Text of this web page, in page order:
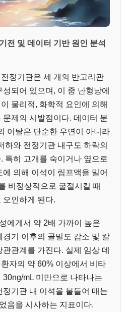
전 및 데이터 기반 원인 분석
정기관은 세 개의 반고리관
되어 있으며, 이 중 난형낭에
물리적, 화학적 요인에 의해
제의 시발점이다. 데이터 분
이탈은 단순한 우연이 아니라
하와 전정기관 내구도 하락의
특히 고개를 숙이거나 옆으로
의해 이석이 림프액을 밀어
비정상적으로 굴절시킬 때
오인하게 된다.
에게서 약 2배 가까이 높은
기 이후의 골밀도 감소 및 칼
관계를 가진다. 실제 임상 데
자의 약 60% 이상에서 비타
mL 미만으로 나타나는
기관 내 이석을 붙들어 매는
음을 시사하는 지표이다.